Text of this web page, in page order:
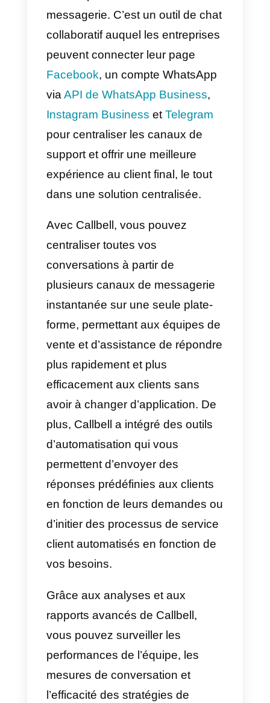
la plate-forme offre des options
sécurité robustes, notamment le
cryptage des données et
l’authentification à deux facteurs,
garantissant que les informations
des utilisateurs sont protégées à
tout moment.
Qu’est-ce que Callbell?
Callbellest une plateforme SaaS
B2B axée sur la communication
entre les entreprises et les clients
via des plateformes de
messagerie. C’est un outil de
collaboratif auquel les entreprises
peuvent connecter leur page
API de WhatsApp Business
Instagram Business
pour centraliser les canaux de
support et offrir une meilleure